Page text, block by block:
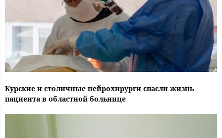
Курские и столичные нейрохирурги спасли жизнь
пациента в областной больнице